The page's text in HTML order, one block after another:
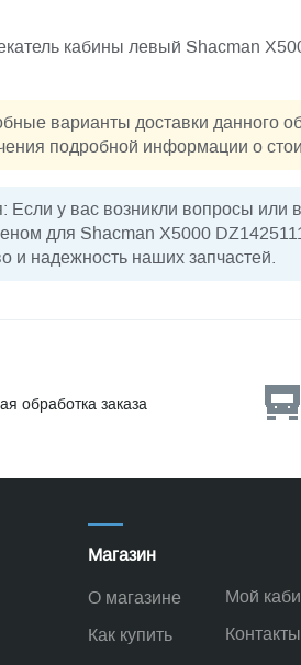
кабины левый Shacman
варианты доставки данного
подробной информации о
у вас возникли вопросы
для Shacman X5000
и надежность наших запчастей.
обработка заказа
Магазин
О магазине
Как купить
Мой
Контакты